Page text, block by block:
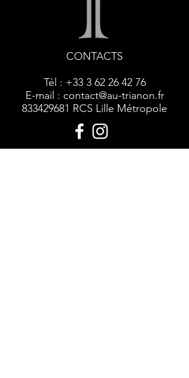
CONTACTS
Tél : +33 3 62 26 42 76
E-mail : contact@au-trianon.fr
833429681 RCS Lille Métropole